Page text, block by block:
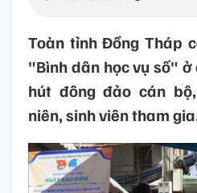
Toàn tỉnh Đồng Tháp
"Bình dân học vụ số"
hút đông đảo cán
niên, sinh viên tham